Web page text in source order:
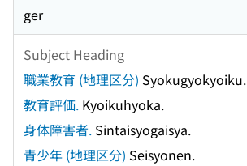
ger
Subject Heading
職業教育 (地理区分) Syokugyokyoiku.
教育評価. Kyoikuhyoka.
身体障害者. Sintaisyogaisya.
青少年 (地理区分) Seisyonen.